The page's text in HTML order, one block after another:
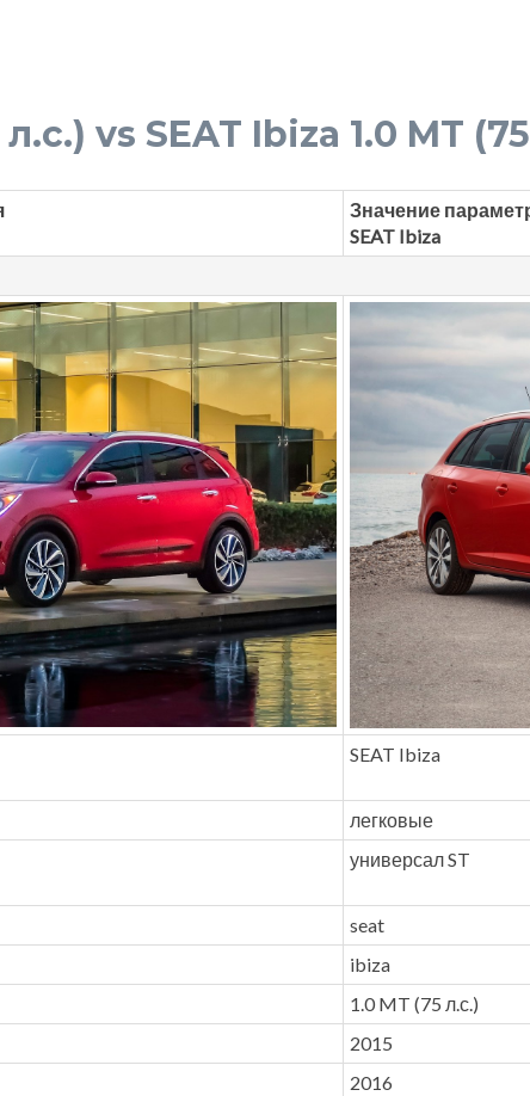
vs SEAT Ibiza 1.0 MT
Значение
SEAT Ibiza
SEAT Ibiza
легковые
универсал ST
seat
ibiza
1.0 MT (75 л.с.)
2015
2016